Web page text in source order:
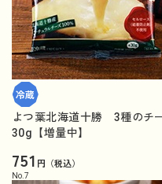
よつ葉北海道十勝 3種のチ
30g【増量中】
751 円（税込）
No. 7